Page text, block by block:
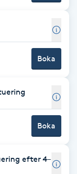
Boka
Boka
efter 4–